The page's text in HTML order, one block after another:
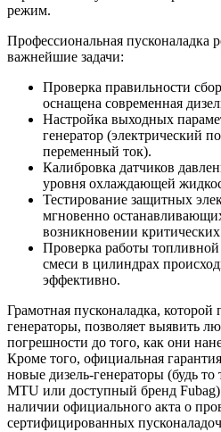
режим.
Профессиональная пусконаладка
важнейшие задачи:
Проверка правильности
оснащена современная
Настройка выходных
генератор (электрический
переменный ток).
Калибровка датчиков
уровня охлаждающей
Тестирование защитных
мгновенно
возникновении
Проверка работы
смеси в цилиндрах
эффективно.
Грамотная пусконаладка, которой
генераторы, позволяет выявить
погрешности до того, как они
Кроме того, официальная
новые дизель-генераторы (будь
MTU или доступный бренд Fubag)
наличии официального акта о
сертифицированных